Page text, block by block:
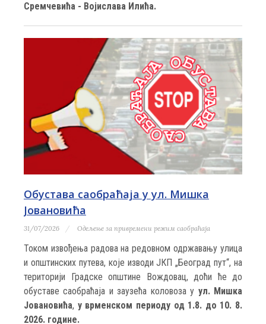
Сремчевића - Војислава Илића.
Обустава саобраћаја у ул. Мишка
Јовановића
31/07/2026 Одељење за привремени режим саобраћаја
Током извођења радова на редовном одржавању улица
и општинских путева, које изводи ЈКП „Београд пут“, на
територији Градске општине Вождовац, доћи ће до
обуставе саобраћаја и заузећа коловоза у ул. Мишка
Јовановића, у врменском периоду од 1.8. до 10. 8.
2026. године.